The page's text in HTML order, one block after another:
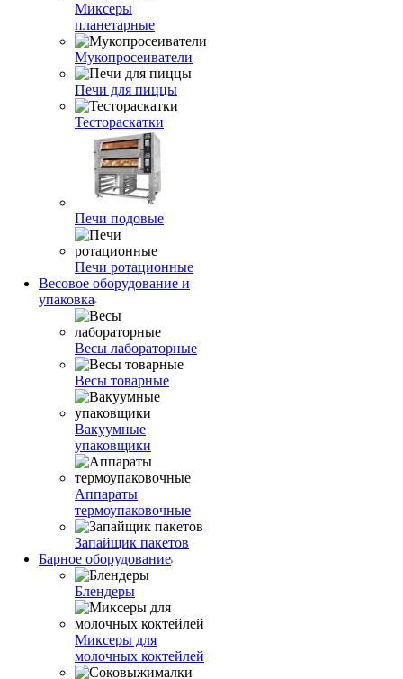
Миксеры
планетарные
Мукопросеиватели
Печи для пиццы
Тестораскатки
Печи подовые
Печи ротационные
Весовое оборудование и
упаковка
Весы лабораторные
Весы товарные
Вакуумные
упаковщики
Аппараты
термоупаковочные
Запайщик пакетов
Барное оборудование
Блендеры
Миксеры для
молочных коктейлей